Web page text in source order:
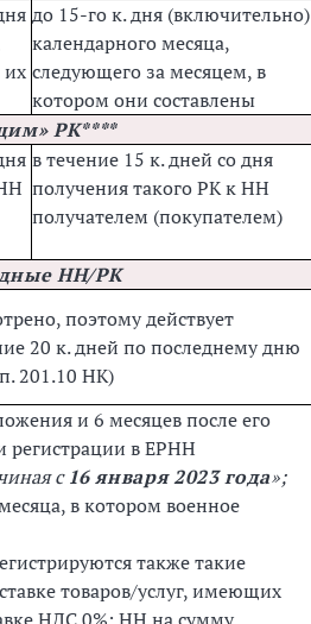
до 15-го к. дня (включительно)
календарного месяца,
следующего за месяцем, в
котором они составлены
РК****
в течение 15 к. дней со дня
получения такого РК к НН
получателем (покупателем)
НН/РК
поэтому действует
20 к. дней по последнему дню
201.10 НК)
и 6 месяцев после его
регистрации в ЕРНН
с16 января 2023 года»;
в котором военное
также такие
товаров/услуг, имеющих